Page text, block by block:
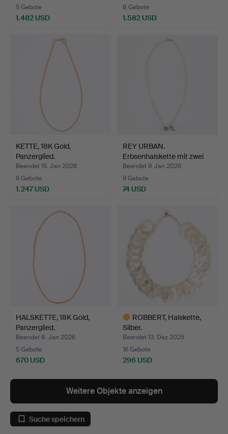
5 Gebote
1.482 USD
8 Gebote
1.582 USD
KETTE, 18K Gold,
Panzerglied.
Beendet 15. Jan 2026
6 Gebote
1.247 USD
REY URBAN.
Erbsenhalskette mit zwei
Anhäng…
Beendet 9. Jan 2026
9 Gebote
74 USD
HALSKETTE, 18K Gold,
Panzerglied.
Beendet 8. Jan 2026
5 Gebote
670 USD
ROBBERT, Halskette,
Silber.
Beendet 13. Dez 2025
16 Gebote
296 USD
Weitere Objekte anzeigen
Suche speichern